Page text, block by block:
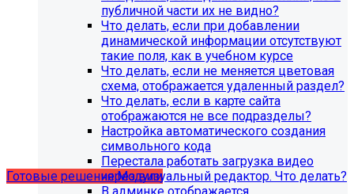
Учебные курсы
по работе с готовыми решениями и модулями
размещены в разделе "Учебные курсы"
Готовые решенияМодули
публичной части их не видно?
Что делать, если при добавлении
динамической информации отсутствуют
такие поля, как в учебном курсе
Что делать, если не меняется цветовая
схема, отображается удаленный раздел?
Что делать, если в карте сайта
отображаются не все подразделы?
Настройка автоматического создания
символьного кода
Перестала работать загрузка видео
через визуальный редактор. Что делать?